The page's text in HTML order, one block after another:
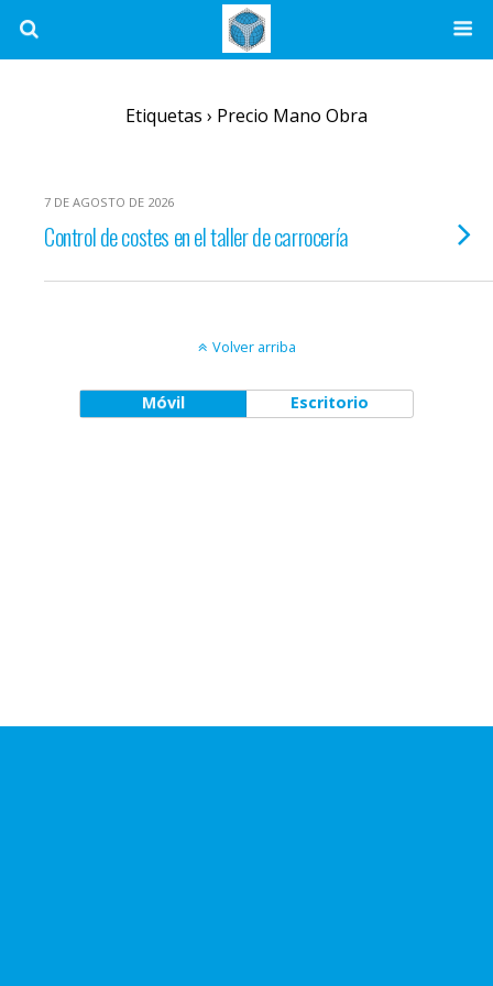
Etiquetas › Precio Mano Obra
7 DE AGOSTO DE 2026
Control de costes en el taller de carrocería
Volver arriba
Móvil Escritorio